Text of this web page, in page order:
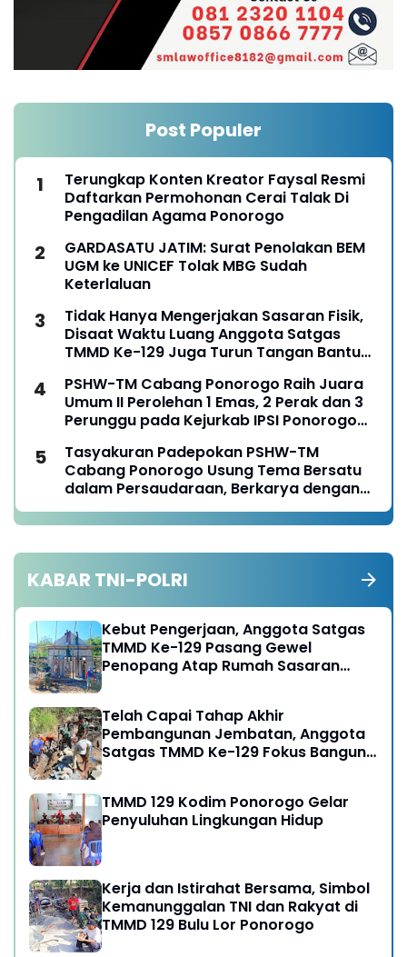
Post Populer
Terungkap Konten Kreator Faysal Resmi
Daftarkan Permohonan Cerai Talak Di
Pengadilan Agama Ponorogo
GARDASATU JATIM: Surat Penolakan BEM
UGM ke UNICEF Tolak MBG Sudah
Keterlaluan
Tidak Hanya Mengerjakan Sasaran Fisik,
Disaat Waktu Luang Anggota Satgas
TMMD Ke-129 Juga Turun Tangan Bantu
PSHW-TM Cabang Ponorogo Raih Juara
Umum II Perolehan 1 Emas, 2 Perak dan 3
Perunggu pada Kejurkab IPSI Ponorogo
Tasyakuran Padepokan PSHW-TM
Cabang Ponorogo Usung Tema Bersatu
dalam Persaudaraan, Berkarya dengan
Keikhlasan dan Mengabdi dengan
Tanggungjawab
KABAR TNI-POLRI
Kebut Pengerjaan, Anggota Satgas
TMMD Ke-129 Pasang Gewel
Penopang Atap Rumah Sasaran
Telah Capai Tahap Akhir
Pembangunan Jembatan, Anggota
Satgas TMMD Ke-129 Fokus Bangun
TMMD 129 Kodim Ponorogo Gelar
Penyuluhan Lingkungan Hidup
Kerja dan Istirahat Bersama, Simbol
Kemanunggalan TNI dan Rakyat di
TMMD 129 Bulu Lor Ponorogo